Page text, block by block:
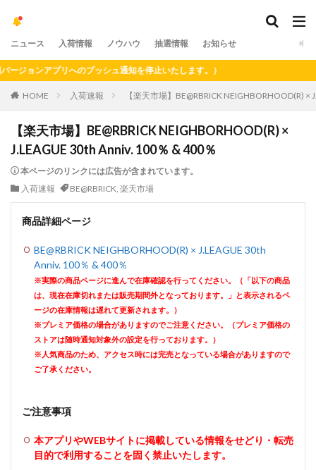
ニュース 入荷情報 ノウハウ 抽選情報 お知らせ
ンアプリへのプッシュ通知を停止いたします。）
HOME 入荷速報 【楽天市場】BE@RBRICK NEIGHBORHOOD(R)
【楽天市場】BE@RBRICK NEIGHBORHOOD(R) ×
J.LEAGUE 30th Anniv. 100％ & 400％
本ページのリンクには広告が含まれています。
入荷速報
BE@RBRICK, 楽天市場
商品詳細ページ
BE@RBRICK NEIGHBORHOOD(R) × J.LEAGUE 30th
Anniv. 100％ & 400％
※実際の商品ページに進んで在庫確認を行ってください。（「以下の商品
は、現在在庫切れまたは販売期間外となっております。」と表示されるペ
ージの在庫情報は遅れて更新されます。）
※プレミア価格の場合がありますのでご注意ください。（プレミア価格の
ストアは随時通知対象外の設定を行っております。）
※人気商品のため、アクセス時には完売となっている場合がありますので
ご了承ください。
ご注意事項
本アプリやWEBサイトに掲載している情報をせどり・転売
目的で利用することを固く禁止いたします。